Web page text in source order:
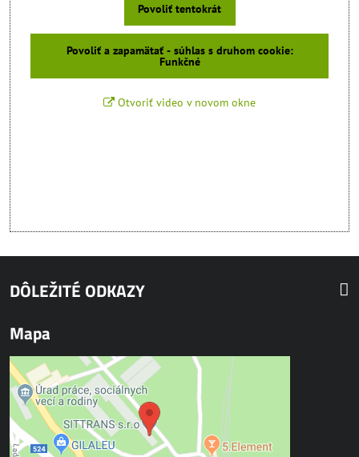
Povoliť tentokrát
Povoliť a zapamätať - súhlas s druhom cookie:
Funkčné
Otvoriť video v novom okne
DÔLEŽITÉ ODKAZY
Mapa